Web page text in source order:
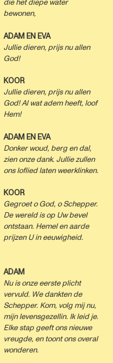
diehet diepe water
bewonen,
ADAM EN EVA
Jullie dieren, prijs nu allen
God!
KOOR
Jullie dieren, prijs nu allen
God!Al wat adem heeft, loof
Hem!
ADAM EN EVA
Donker woud, berg en dal,
zien onze dank. Jullie zullen
ons lofliedlaten weerklinken.
KOOR
Gegroet o God, o Schepper.
De wereld is op Uw bevel
ontstaan. Hemel en aarde
prijzen Uin eeuwigheid.
ADAM
Nu is onze eerste plicht
vervuld. We dankten de
Schepper. Kom, volg mij nu,
mijn levensgezellin. Ik leid je.
Elke stap geeft ons nieuwe
vreugde, en toont ons overal
wonderen.